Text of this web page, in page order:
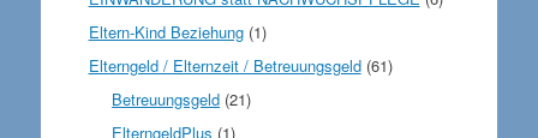
Eltern-Kind Beziehung(1)
Elterngeld / Elternzeit / Betreuungsgeld(61)
Betreuungsgeld (21)
ElterngeldPlus (1)